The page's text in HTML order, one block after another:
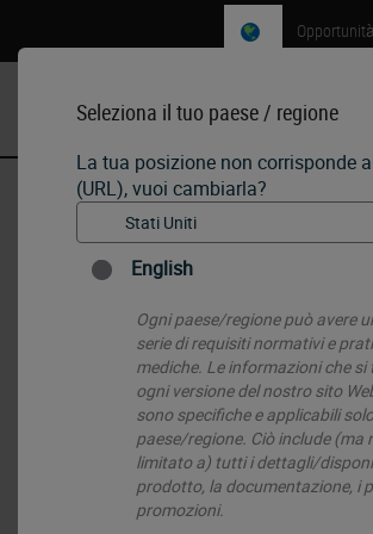
Seleziona il tuo paese / regione
La tua posizione non corrisponde
(URL), vuoi cambiarla?
English
Ogni paese/regione può avere
serie di requisiti normativi e
mediche. Le informazioni che
ogni versione del nostro sito
sono specifiche e applicabili
paese/regione. Ciò include (ma
limitato a) tutti i dettagli/
prodotto, la documentazione, i
promozioni.
• Histology Consumables
Liston Bone Cutting Forceps